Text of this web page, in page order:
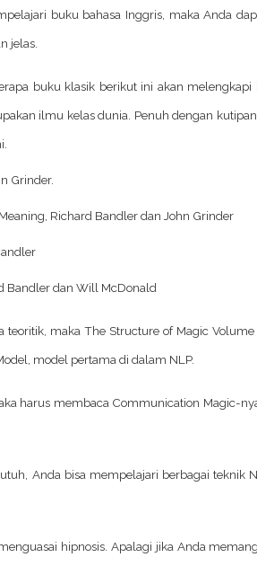
buku bahasa Inggris, maka Anda
jelas.
buku klasik berikut ini akan
ilmu kelas dunia. Penuh dengan
Grinder.
, Richard Bandler dan John Grinder
Bandler dan Will McDonald
teoritik, makaThe Structure of Magic Volume
model pertama di dalam NLP.
harus membaca Communication Magic-
Anda bisa mempelajari berbagai teknik
hipnosis. Apalagi jika Anda